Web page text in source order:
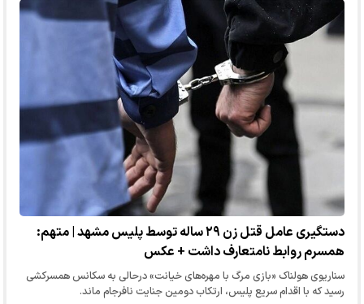
دستگیری عامل قتل زن ۲۹ ساله توسط پلیس مشهد | متهم:
همسرم روابط نامتعارف داشت + عکس
سناریوی هولناک «بازی مرگ با مهره‌های خیانت» درحالی به سکانس همسرکشی
رسید که با اقدام سریع پلیس، ارتکاب دومین جنایت نافرجام ماند.